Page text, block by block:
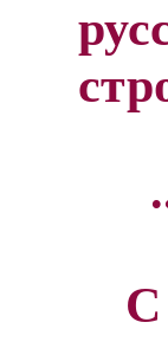
С